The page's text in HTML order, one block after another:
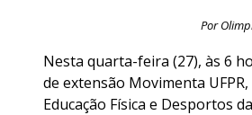
Por
Nesta quarta-feira (27), às 6
de extensão Movimenta
Educação Física e Desportos